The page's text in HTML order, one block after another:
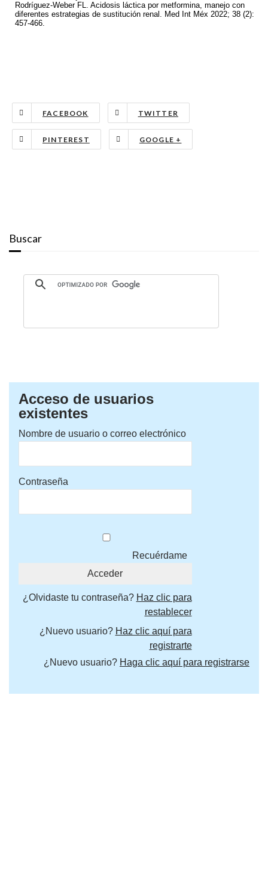
Rodríguez-Weber FL. Acidosis láctica por metformina, manejo con
diferentes estrategias de sustitución renal. Med Int Méx 2022; 38 (2):
457-466.
FACEBOOK TWITTER
PINTEREST GOOGLE +
Buscar
Acceso de usuarios
existentes
Nombre de usuario o correo electrónico
Contraseña
Recuérdame
¿Olvidaste tu contraseña? Haz clic para
restablecer
¿Nuevo usuario? Haz clic aquí para
registrarte
¿Nuevo usuario? Haga clic aquí para registrarse